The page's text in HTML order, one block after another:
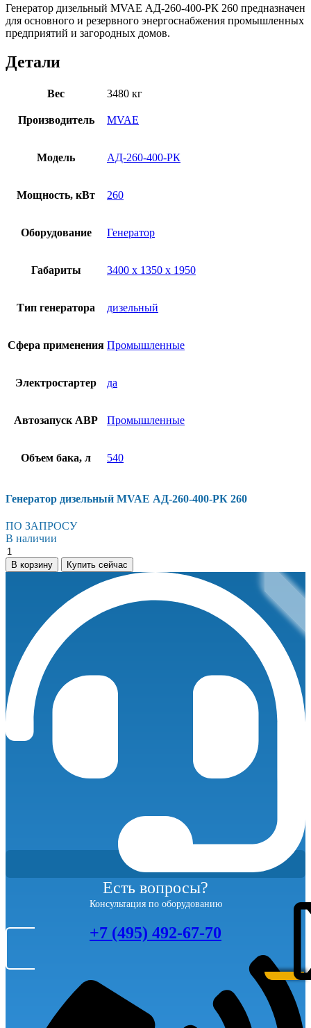
Генератор дизельный MVAE АД-260-400-РК 260 предназначен
для основного и резервного энергоснабжения промышленных
предприятий и загородных домов.
Детали
Вес 3480 кг
Производитель MVAE
Модель АД-260-400-РК
Мощность, кВт 260
Оборудование Генератор
Габариты 3400 х 1350 х 1950
Тип генератора дизельный
Сфера применения Промышленные
Электростартер да
Автозапуск АВР Промышленные
Объем бака, л 540
Генератор дизельный MVAE АД-260-400-РК 260
ПО ЗАПРОСУ
В наличии
Генератор
дизельный
MVAE
количество
В корзину Купить сейчас
Есть вопросы?
Консультация по оборудованию
+7 (495) 492-67-70